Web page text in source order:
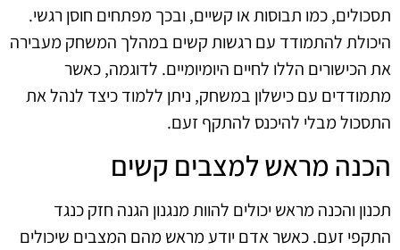
תסכולים, כמו תבוסות או קשיים, ובכך מפתחים חוסן רגשי.
היכולת להתמודד עם רגשות קשים במהלך המשחק מעבירה
את הכישורים הללו לחיים היומיומיים. לדוגמה, כאשר
מתמודדים עם כישלון במשחק, ניתן ללמוד כיצד לנהל את
התסכול מבלי להיכנס להתקף זעם.
הכנה מראש למצבים קשים
תכנון והכנה מראש יכולים להוות מנגנון הגנה חזק כנגד
התקפי זעם. כאשר אדם יודע מראש מהם המצבים שיכולים